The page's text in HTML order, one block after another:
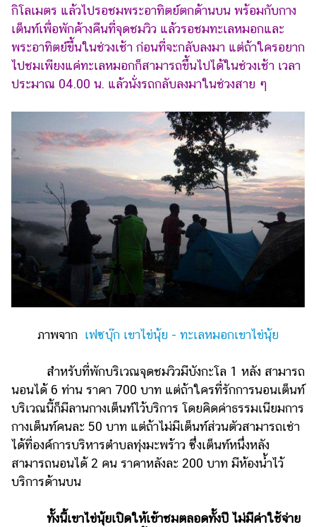
กิโลเมตร แล้วไปรอชมพระอาทิตย์ตกด้านบน พร้อมกับกาง
เต็นท์เพื่อพักค้างคืนที่จุดชมวิว แล้วรอชมทะเลหมอกและ
พระอาทิตย์ขึ้นในช่วงเช้า ก่อนที่จะกลับลงมา แต่ถ้าใครอยาก
ไปชมเพียงแค่ทะเลหมอกก็สามารถขึ้นไปได้ในช่วงเช้า เวลา
ประมาณ 04.00 น. แล้วนั่งรถกลับลงมาในช่วงสาย ๆ
ภาพจาก เฟซบุ๊ก เขาไข่นุ้ย - ทะเลหมอกเขาไข่นุ้ย
สำหรับที่พักบริเวณจุดชมวิวมีบังกะโล 1 หลัง สามารถ
นอนได้ 6 ท่าน ราคา 700 บาท แต่ถ้าใครที่รักการนอนเต็นท์
บริเวณนี้ก็มีลานกางเต็นท์ไว้บริการ โดยคิดค่าธรรมเนียมการ
กางเต็นท์คนละ 50 บาท แต่ถ้าไม่มีเต็นท์ส่วนตัวสามารถเช่า
ได้ที่องค์การบริหารตำบลทุ่งมะพร้าว ซึ่งเต็นท์หนึ่งหลัง
สามารถนอนได้ 2 คน ราคาหลังละ 200 บาท มีห้องน้ำไว้
บริการด้านบน
ทั้งนี้เขาไข่นุ้ยเปิดให้เข้าชมตลอดทั้งปี ไม่มีค่าใช้จ่าย